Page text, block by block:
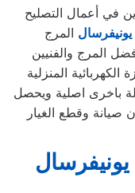
في أعمال التصليح
المرج
المرج والفنيين
المنزلية
باخرى اصلية ويحصل
وقطع الغيار